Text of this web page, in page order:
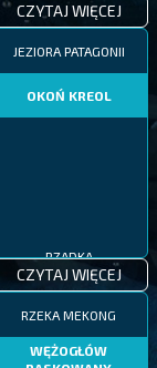
CZYTAJ WIĘCEJ
JEZIORA PATAGONII
OKOŃ KREOL
CZYTAJ WIĘCEJ
RZEKA MEKONG
WĘŻOGŁÓW